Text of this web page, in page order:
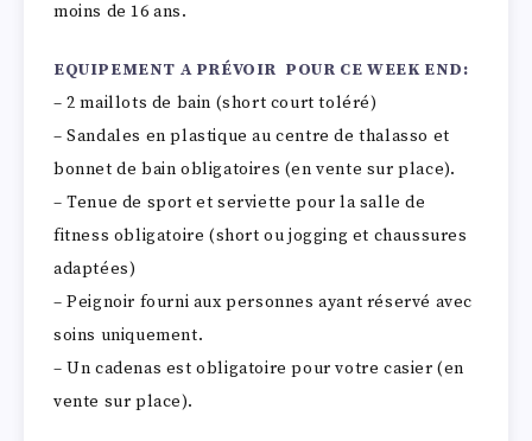
moins de 16 ans.
EQUIPEMENT A PRÉVOIR POUR CE WEEK END:
– 2 maillots de bain (short court toléré)
– Sandales en plastique au centre de thalasso et
bonnet de bain obligatoires (en vente sur place).
– Tenue de sport et serviette pour la salle de
fitness obligatoire (short ou jogging et chaussures
adaptées)
– Peignoir fourni aux personnes ayant réservé avec
soins uniquement.
– Un cadenas est obligatoire pour votre casier (en
vente sur place).